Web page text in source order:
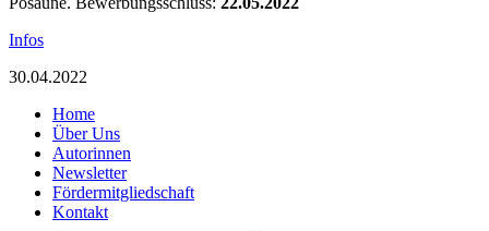
Infos
30.04.2022
Home
Über Uns
Autorinnen
Newsletter
Fördermitgliedschaft
Kontakt